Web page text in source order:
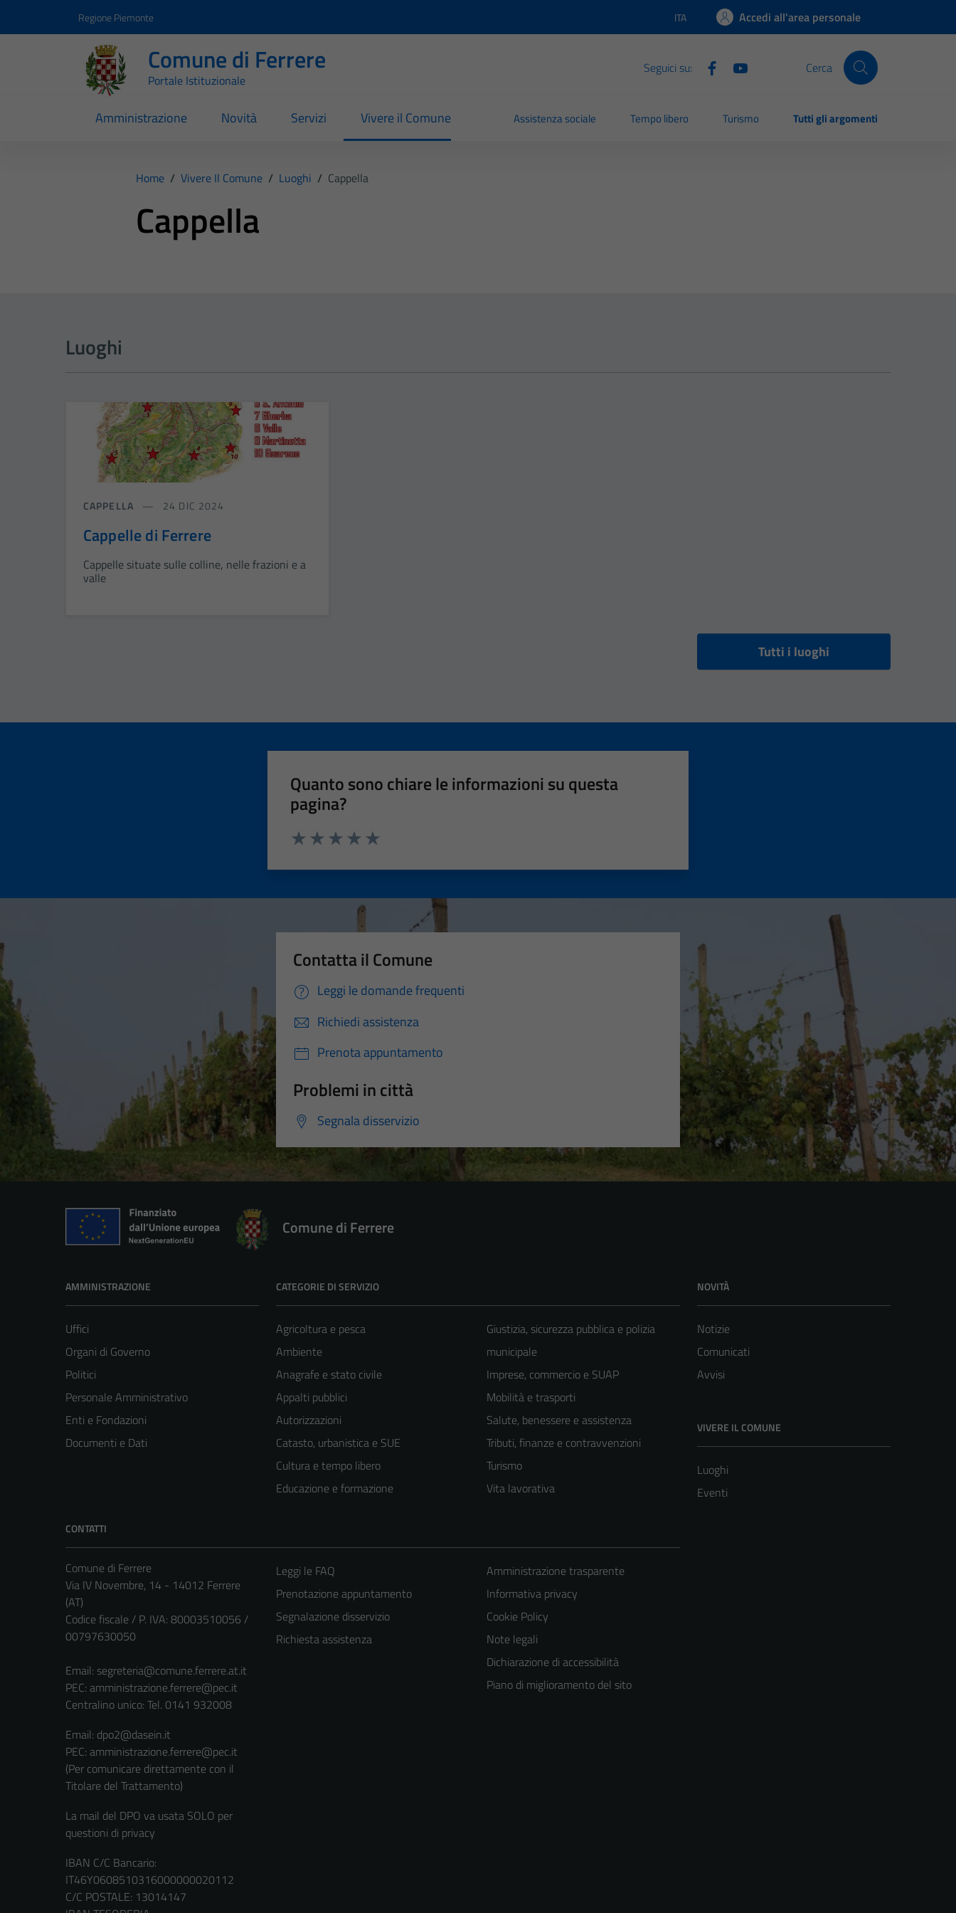
Regione Piemonte Lingua attiva:
ITA Accedi all'area personale
Comune di Ferrere
Portale Istituzionale
Seguici su: Cerca
Amministrazione Novità Servizi Vivere il Comune Assistenza sociale Tempo libero Turismo Tutti gli argomenti
Home / Vivere Il Comune / Luoghi / Cappella
Cappella
Luoghi
CAPPELLA 24 DIC 2024
Cappelle di Ferrere
Cappelle situate sulle colline, nelle frazioni e a
valle
Tutti i luoghi
Quanto sono chiare le informazioni su questa
pagina?
Contatta il Comune
Leggi le domande frequenti
Richiedi assistenza
Prenota appuntamento
Problemi in città
Segnala disservizio
Comune di Ferrere
AMMINISTRAZIONE
Uffici
Organi di Governo
Politici
Personale Amministrativo
Enti e Fondazioni
Documenti e Dati
CATEGORIE DI SERVIZIO
Agricoltura e pesca
Ambiente
Anagrafe e stato civile
Appalti pubblici
Autorizzazioni
Catasto, urbanistica e SUE
Cultura e tempo libero
Educazione e formazione
Giustizia, sicurezza pubblica e polizia
municipale
Imprese, commercio e SUAP
Mobilità e trasporti
Salute, benessere e assistenza
Tributi, finanze e contravvenzioni
Turismo
Vita lavorativa
NOVITÀ
Notizie
Comunicati
Avvisi
VIVERE IL COMUNE
Luoghi
Eventi
CONTATTI
Comune di Ferrere
Via IV Novembre, 14 - 14012 Ferrere
(AT)
Codice fiscale / P. IVA: 80003510056 /
00797630050
Email: segreteria@comune.ferrere.at.it
PEC: amministrazione.ferrere@pec.it
Centralino unico: Tel. 0141 932008
Email: dpo2@dasein.it
PEC: amministrazione.ferrere@pec.it
(Per comunicare direttamente con il
Titolare del Trattamento)
La mail del DPO va usata SOLO per
questioni di privacy
IBAN C/C Bancario:
IT46Y0608510316000000020112
C/C POSTALE: 13014147
Leggi le FAQ
Prenotazione appuntamento
Segnalazione disservizio
Richiesta assistenza
Amministrazione trasparente
Informativa privacy
Cookie Policy
Note legali
Dichiarazione di accessibilità
Piano di miglioramento del sito